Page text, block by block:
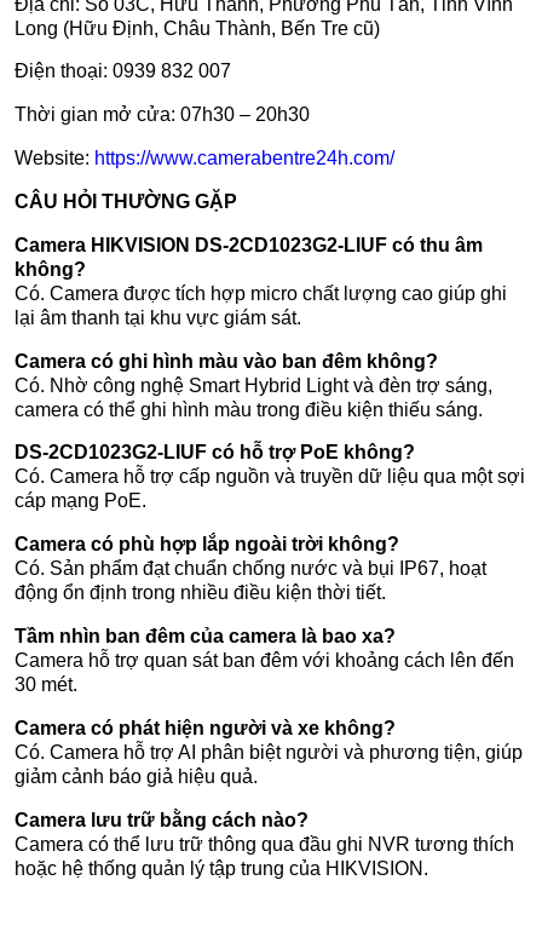
Long (Hữu Định, Châu Thành, Bến Tre cũ)
Điện thoại: 0939 832 007
Thời gian mở cửa: 07h30 – 20h30
Website: https://www.camerabentre24h.com/
CÂU HỎI THƯỜNG GẶP
Camera HIKVISION DS-2CD1023G2-LIUF có thu âm
không?
Có. Camera được tích hợp micro chất lượng cao giúp ghi
lại âm thanh tại khu vực giám sát.
Camera có ghi hình màu vào ban đêm không?
Có. Nhờ công nghệ Smart Hybrid Light và đèn trợ sáng,
camera có thể ghi hình màu trong điều kiện thiếu sáng.
DS-2CD1023G2-LIUF có hỗ trợ PoE không?
Có. Camera hỗ trợ cấp nguồn và truyền dữ liệu qua một sợi
cáp mạng PoE.
Camera có phù hợp lắp ngoài trời không?
Có. Sản phẩm đạt chuẩn chống nước và bụi IP67, hoạt
động ổn định trong nhiều điều kiện thời tiết.
Tầm nhìn ban đêm của camera là bao xa?
Camera hỗ trợ quan sát ban đêm với khoảng cách lên đến
30 mét.
Camera có phát hiện người và xe không?
Có. Camera hỗ trợ AI phân biệt người và phương tiện, giúp
giảm cảnh báo giả hiệu quả.
Camera lưu trữ bằng cách nào?
Camera có thể lưu trữ thông qua đầu ghi NVR tương thích
hoặc hệ thống quản lý tập trung của HIKVISION.